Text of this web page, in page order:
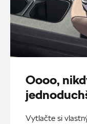
Oooo,
Vytlačte si